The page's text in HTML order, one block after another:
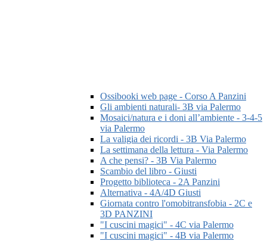
Ossibooki web page - Corso A Panzini
Gli ambienti naturali- 3B via Palermo
Mosaici/natura e i doni all’ambiente - 3-4-5
via Palermo
La valigia dei ricordi - 3B Via Palermo
La settimana della lettura - Via Palermo
A che pensi? - 3B Via Palermo
Scambio del libro - Giusti
Progetto biblioteca - 2A Panzini
Alternativa - 4A/4D Giusti
Giornata contro l'omobitransfobia - 2C e
3D PANZINI
"I cuscini magici" - 4C via Palermo
"I cuscini magici" - 4B via Palermo